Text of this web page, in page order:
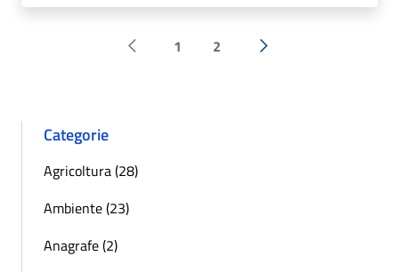
Pagina precedente
1 2 Successiva »
Categorie
Agricoltura (28)
Ambiente (23)
Anagrafe (2)